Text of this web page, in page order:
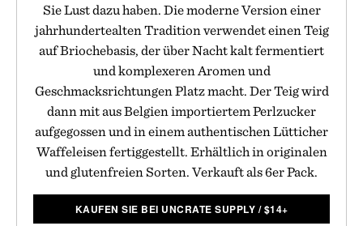
Sie Lust dazu haben. Die moderne Version einer
jahrhundertealten Tradition verwendet einen Teig
auf Briochebasis, der über Nacht kalt fermentiert
und komplexeren Aromen und
Geschmacksrichtungen Platz macht. Der Teig wird
dann mit aus Belgien importiertem Perlzucker
aufgegossen und in einem authentischen Lütticher
Waffeleisen fertiggestellt. Erhältlich in originalen
und glutenfreien Sorten. Verkauft als 6er Pack.
KAUFEN SIE BEI UNCRATE SUPPLY /$14+